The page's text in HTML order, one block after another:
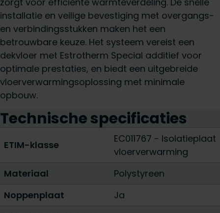
installatie en veilige bevestiging met overgangs-
en verbindingsstukken maken het een
betrouwbare keuze. Het systeem vereist een
dekvloer met Estrotherm Special additief voor
optimale prestaties, en biedt een uitgebreide
vloerverwarmingsoplossing met minimale
opbouw.
Technische specificaties
ETIM-klasse
EC011767 - Isolatieplaat
vloerverwarming
Materiaal
Polystyreen
Noppenplaat
Ja